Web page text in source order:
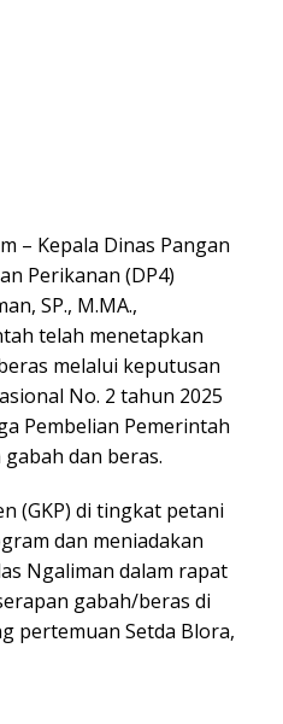
– Kepala Dinas Pangan
Perikanan (DP4)
SP., M.MA.,
telah menetapkan
melalui keputusan
No. 2 tahun 2025
Pembelian Pemerintah
dan beras.
(GKP) di tingkat petani
dan meniadakan
Ngaliman dalam rapat
gabah/beras di
pertemuan Setda Blora,